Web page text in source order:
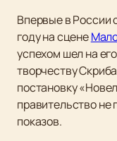
Впервые в России
году на сцене
успехом шел на
творчеству
постановку
правительство не
показов.